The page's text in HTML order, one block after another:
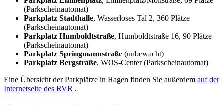
(Parkscheinautomat)
Parkplatz Stadthalle, Wasserloses Tal 2, 360 Plätze
(Parkscheinautomat)
Parkplatz Humboldtstraße, Humboldtstraße 16, 90 Plätze
(Parkscheinautomat)
Parkplatz Springmannstraße (unbewacht)
Parkplatz Bergstraße, WOS-Center (Parkscheinautomat)
Eine Übersicht der Parkplätze in Hagen finden Sie außerdem auf der
Internetseite des RVR .